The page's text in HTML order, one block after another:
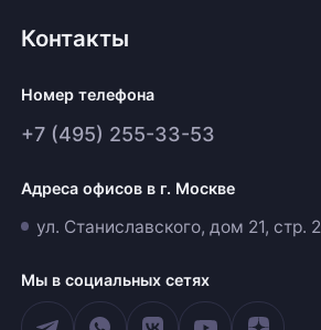
Контакты
Номер телефона
+7 (495) 255-33-53
Адреса офисов в г. Москве
ул. Станиславского, дом 21, стр. 2
Мы в социальных сетях